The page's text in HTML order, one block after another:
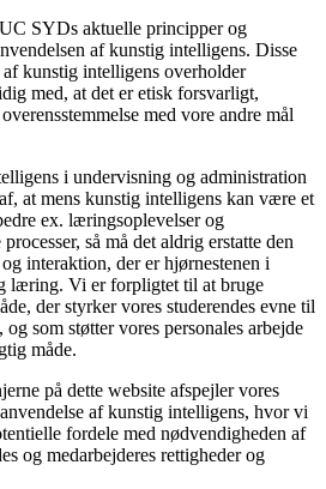
SYDs aktuelle principper og
af kunstig intelligens. Disse
kunstig intelligens overholder
med, at det er etisk forsvarligt,
med vore andre mål
i undervisning og administration
at mens kunstig intelligens kan være et
ex. læringsoplevelser og
så må det aldrig erstatte den
interaktion, der er hjørnestenen i
læring. Vi er forpligtet til at bruge
der styrker vores studerendes evne til
som støtter vores personales arbejde
måde.
på dette website afspejler vores
af kunstig intelligens, hvor vi
fordele med nødvendigheden af
og medarbejderes rettigheder og